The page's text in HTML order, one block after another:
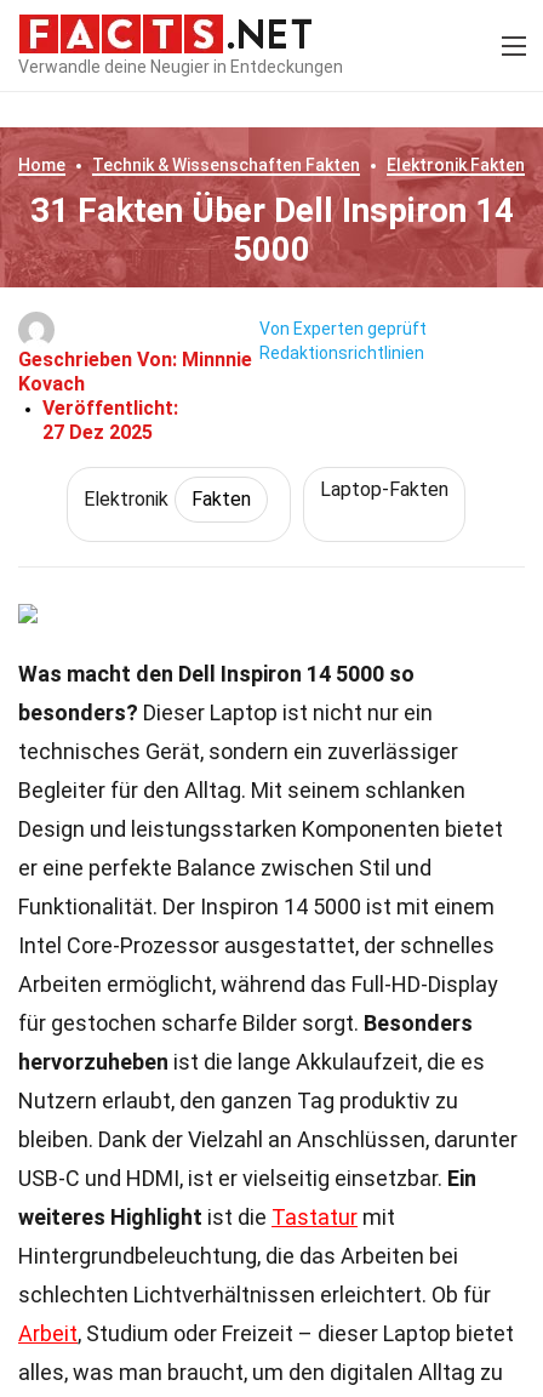
Verwandle deine Neugier in Entdeckungen
Home Technik & Wissenschaften Fakten ElektronikFakten
31 Fakten Über Dell Inspiron 14
5000
Geschrieben Von: Minnnie
Kovach
Veröffentlicht:
27 Dez 2025
Von Experten geprüft
Redaktionsrichtlinien
Elektronik Fakten Laptop-Fakten
Was macht den Dell Inspiron 14 5000 so
besonders? Dieser Laptop ist nicht nur ein
technisches Gerät, sondern ein zuverlässiger
Begleiter für den Alltag. Mit seinem schlanken
Design und leistungsstarken Komponenten bietet
er eine perfekte Balance zwischen Stil und
Funktionalität. Der Inspiron 14 5000 ist mit einem
Intel Core-Prozessor ausgestattet, der schnelles
Arbeiten ermöglicht, während das Full-HD-Display
für gestochen scharfe Bilder sorgt. Besonders
hervorzuheben ist die lange Akkulaufzeit, die es
Nutzern erlaubt, den ganzen Tag produktiv zu
bleiben. Dank der Vielzahl an Anschlüssen, darunter
USB-C und HDMI, ist er vielseitig einsetzbar. Ein
weiteres Highlight ist die Tastatur mit
Hintergrundbeleuchtung, die das Arbeiten bei
schlechten Lichtverhältnissen erleichtert. Ob für
Arbeit, Studium oder Freizeit – dieser Laptop bietet
alles, was man braucht, um den digitalen Alltag zu